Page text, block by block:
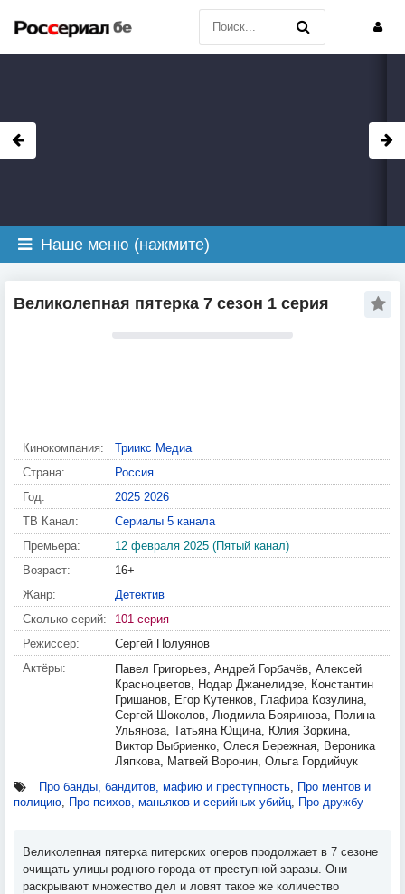
Наше меню (нажмите)
Великолепная пятерка 7 сезон 1 серия
Кинокомпания:
Триикс Медиа
Страна:
Россия
Год:
2025 2026
ТВ Канал:
Сериалы 5 канала
Премьера:
12 февраля 2025 (Пятый канал)
Возраст:
16+
Жанр:
Детектив
Сколько серий:
101 серия
Режиссер:
Сергей Полуянов
Актёры:
Павел Григорьев, Андрей Горбачёв, Алексей
Красноцветов, Нодар Джанелидзе, Константин
Гришанов, Егор Кутенков, Глафира Козулина,
Сергей Шоколов, Людмила Бояринова, Полина
Ульянова, Татьяна Ющина, Юлия Зоркина,
Виктор Выбриенко, Олеся Бережная, Вероника
Ляпкова, Матвей Воронин, Ольга Гордийчук
Про банды, бандитов, мафию и преступность, Про ментов и
полицию, Про психов, маньяков и серийных убийц, Про дружбу
Великолепная пятерка питерских оперов продолжает в 7 сезоне
очищать улицы родного города от преступной заразы. Они
раскрывают множество дел и ловят такое же количество